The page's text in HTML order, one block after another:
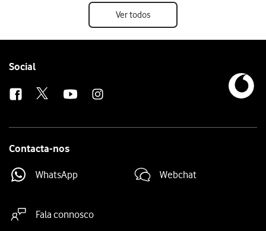
Ver todos
Follow
Social
Contacta-nos
WhatsApp Webchat
Fala connosco